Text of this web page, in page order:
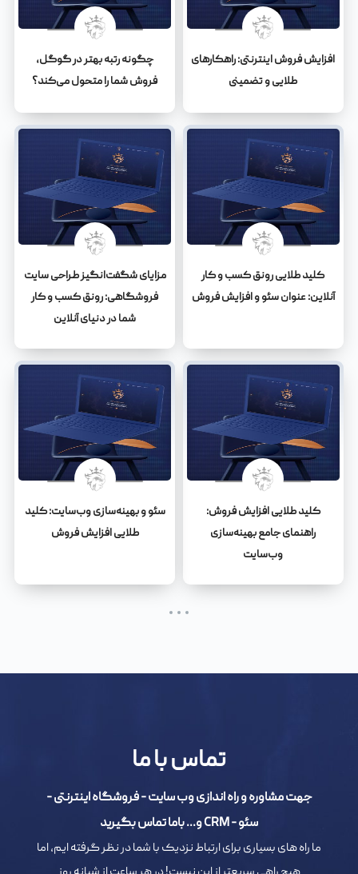
افزایش فروش اینترنتی: راهکارهای
طلایی و تضمینی
چگونه رتبه بهتر در گوگل،
فروش شما را متحول می‌کند؟
کلید طلایی رونق کسب و کار
آنلاین: عنوان سئو و افزایش فروش
مزایای شگفت‌انگیز طراحی سایت
فروشگاهی: رونق کسب و کار
شما در دنیای آنلاین
کلید طلایی افزایش فروش:
راهنمای جامع بهینه‌سازی
وب‌سایت
سئو و بهینه‌سازی وب‌سایت: کلید
طلایی افزایش فروش
تماس با ما
جهت مشاوره و راه اندازی وب سایت - فروشگاه اینترنتی -
سئو - CRM و... باما تماس بگیرید
ما راه های بسیاری برای ارتباط نزدیک با شما در نظر گرفته ایم، اما